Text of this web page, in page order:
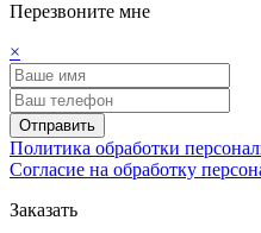
Перезвоните мне
×
Отправить
Политика обработки
Согласие на обработку
Заказать